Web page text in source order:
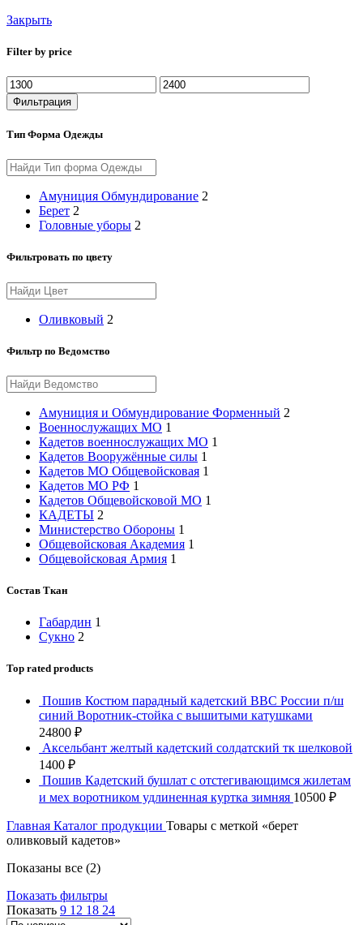
Закрыть
Filter by price
Фильтрация
Тип Форма Одежды
Амуниция Обмундирование 2
Берет 2
Головные уборы 2
Фильтровать по цвету
Оливковый 2
Фильтр по Ведомство
Амуниция и Обмундирование Форменный 2
Военнослужащих МО 1
Кадетов военнослужащих МО 1
Кадетов Вооружённые силы 1
Кадетов МО Общевойсковая 1
Кадетов МО РФ 1
Кадетов Общевойсковой МО 1
КАДЕТЫ 2
Министерство Обороны 1
Общевойсковая Академия 1
Общевойсковая Армия 1
Состав Ткан
Габардин 1
Сукно 2
Top rated products
Пошив Костюм парадный кадетский ВВС России п/ш
синий Воротник-стойка с вышитыми катушками
24800 ₽
Аксельбант желтый кадетский солдатский тк шелковой
1400 ₽
Пошив Кадетский бушлат с отстегивающимся жилетам
и мех воротником удлиненная куртка зимняя 10500 ₽
Главная Каталог продукции Товары с меткой «берет
оливковый кадетов»
Показаны все (2)
Показать фильтры
Показать 9 12 18 24